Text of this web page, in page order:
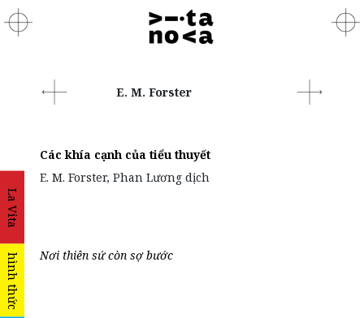
La Vita
hình thức
E. M. Forster
Các khía cạnh của tiểu thuyết
E. M. Forster, Phan Lương dịch
Nơi thiên sứ còn sợ bước